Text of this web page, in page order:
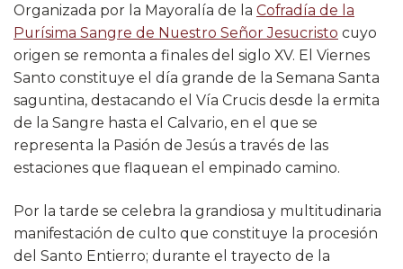
Organizada por la Mayoralía de la Cofradía de la
Purísima Sangre de Nuestro Señor Jesucristo cuyo
origen se remonta a finales del siglo XV. El Viernes
Santo constituye el día grande de la Semana Santa
saguntina, destacando el Vía Crucis desde la ermita
de la Sangre hasta el Calvario, en el que se
representa la Pasión de Jesús a través de las
estaciones que flaquean el empinado camino.
Por la tarde se celebra la grandiosa y multitudinaria
manifestación de culto que constituye la procesión
del Santo Entierro; durante el trayecto de la